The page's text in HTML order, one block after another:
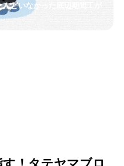
どいなかった底辺期間工が
！タテヤマブロ